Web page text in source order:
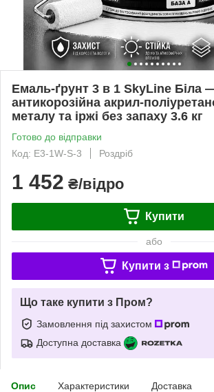
Емаль-ґрунт 3 в 1 SkyLine Біла
антикорозійна акрил-
металу та іржі без запаху 3.6 кг
Готово до відправки
Код: E3-1W-S-3
Роздріб
1 452 ₴/відро
Купити
або
Купити з
Що таке купити з Пром?
Замовлення під захистом
Доступна доставка
Опис Характеристики Доставка